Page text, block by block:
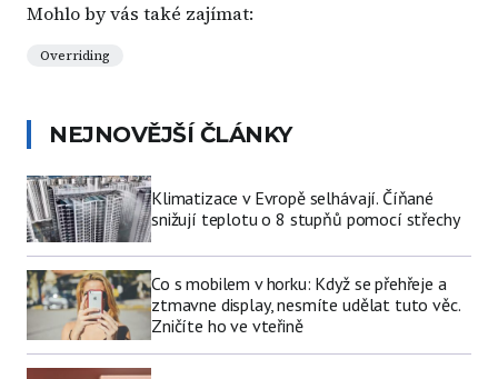
Mohlo by vás také zajímat:
Overriding
NEJNOVĚJŠÍ ČLÁNKY
Klimatizace v Evropě selhávají. Číňané
snižují teplotu o 8 stupňů pomocí střechy
Co s mobilem v horku: Když se přehřeje a
ztmavne display, nesmíte udělat tuto věc.
Zničíte ho ve vteřině